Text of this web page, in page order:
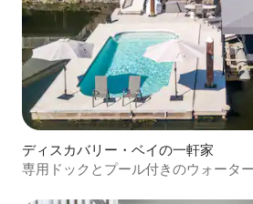
ディスカバリー・ベイの一軒家
専用ドックとプール付きのウォータ